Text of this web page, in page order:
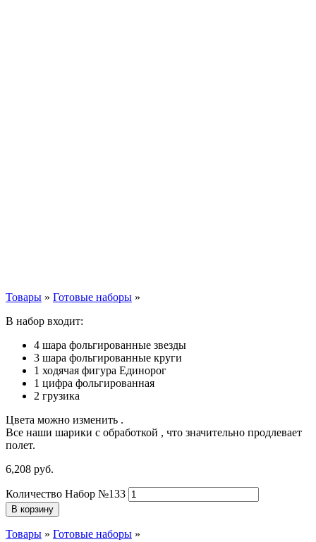
Товары » Готовые наборы »
В набор входит:
4 шара фольгированные звезды
3 шара фольгированные круги
1 ходячая фигура Единорог
1 цифра фольгированная
2 грузика
Цвета можно изменить .
Все наши шарики с обработкой , что значительно продлевает
полет.
6,208 руб.
Количество Набор №133
В корзину
Товары » Готовые наборы »